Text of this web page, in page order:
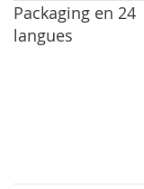
Packaging en 24
langues